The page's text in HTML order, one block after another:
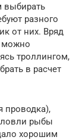
выбирать
разного
от них. Вряд
можно
троллингом,
в расчет
проводка),
рыбы
хорошим